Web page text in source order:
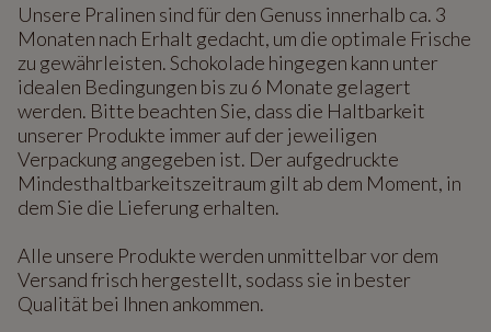
Unsere Pralinen sind für den Genuss innerhalb ca. 3
Monaten nach Erhalt gedacht, um die optimale Frische
zu gewährleisten. Schokolade hingegen kann unter
idealen Bedingungen bis zu 6 Monate gelagert
werden. Bitte beachten Sie, dass die Haltbarkeit
unserer Produkte immer auf der jeweiligen
Verpackung angegeben ist. Der aufgedruckte
Mindesthaltbarkeitszeitraum gilt ab dem Moment, in
dem Sie die Lieferung erhalten.
Alle unsere Produkte werden unmittelbar vor dem
Versand frisch hergestellt, sodass sie in bester
Qualität bei Ihnen ankommen.